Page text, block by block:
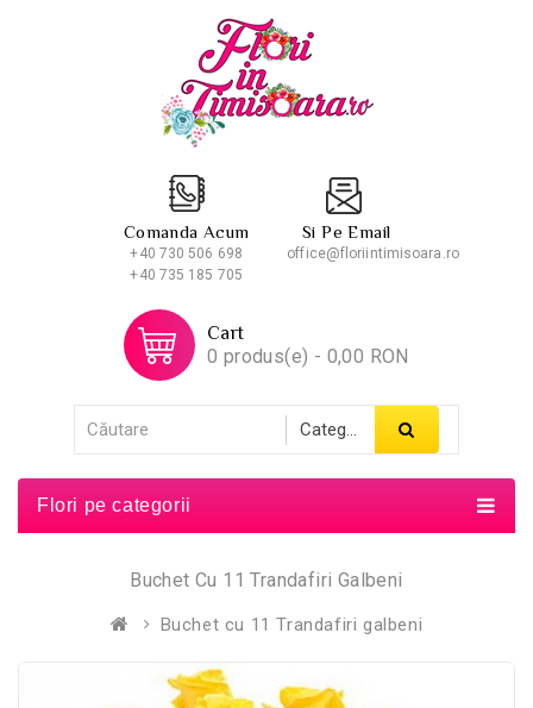
Comanda Acum
+40 730 506 698
+40 735 185 705
Si Pe Email
office@floriintimisoara.ro
Cart
0 produs(e) - 0,00 RON
Flori pe categorii
Buchet Cu 11 Trandafiri Galbeni
Buchet cu 11 Trandafiri galbeni